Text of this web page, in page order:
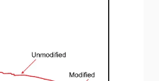
parameters taken
curves